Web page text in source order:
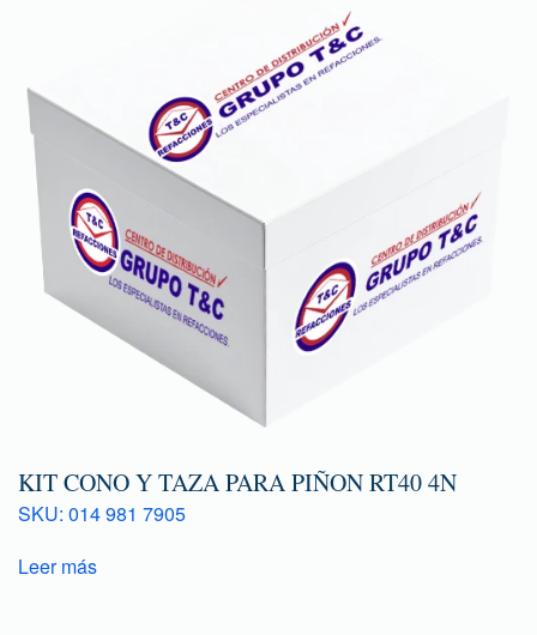
KIT CONO Y TAZA PARA PIÑON RT40 4N
SKU: 014 981 7905
Leer más